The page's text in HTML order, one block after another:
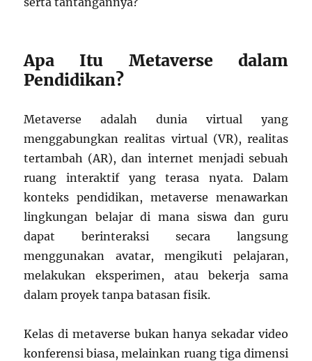
Apa Itu Metaverse dalam
Pendidikan?
Metaverse adalah dunia virtual yang
menggabungkan realitas virtual (VR), realitas
tertambah (AR), dan internet menjadi sebuah
ruang interaktif yang terasa nyata. Dalam
konteks pendidikan, metaverse menawarkan
lingkungan belajar di mana siswa dan guru
dapat berinteraksi secara langsung
menggunakan avatar, mengikuti pelajaran,
melakukan eksperimen, atau bekerja sama
dalam proyek tanpa batasan fisik.
Kelas di metaverse bukan hanya sekadar video
konferensi biasa, melainkan ruang tiga dimensi